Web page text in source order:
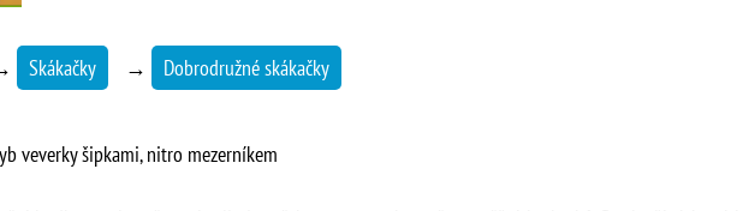
Skákačky → Dobrodružné skákačky
veverky šipkami, nitro mezerníkem